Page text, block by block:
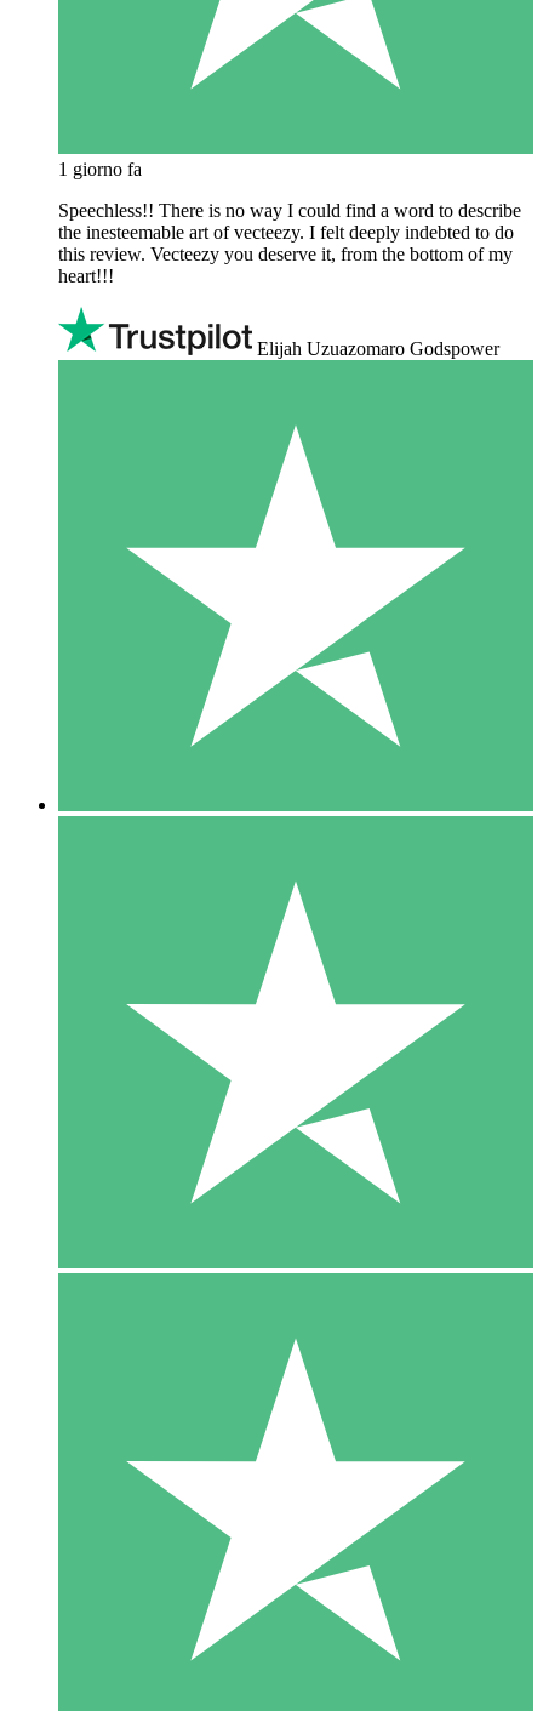
1 giorno fa
Speechless!! There is no way I could find a word to describe
the inesteemable art of vecteezy. I felt deeply indebted to do
this review. Vecteezy you deserve it, from the bottom of my
heart!!!
Elijah Uzuazomaro Godspower